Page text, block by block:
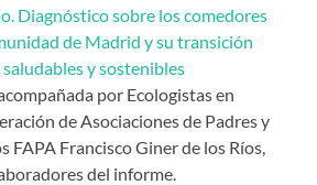
Diagnóstico sobre los comedores
de Madrid y su transición
y sostenibles
acompañada por Ecologistas en
de Asociaciones de Padres y
FAPA Francisco Giner de los Ríos,
del informe.